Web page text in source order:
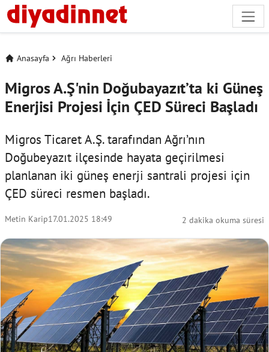
Anasayfa Ağrı Haberleri
Migros A.Ş'nin Doğubayazıt’ta ki Güneş
Enerjisi Projesi İçin ÇED Süreci Başladı
Migros Ticaret A.Ş. tarafından Ağrı’nın
Doğubeyazıt ilçesinde hayata geçirilmesi
planlanan iki güneş enerji santrali projesi için
ÇED süreci resmen başladı.
Metin Karip17.01.2025 18:49 2 dakika okuma süresi